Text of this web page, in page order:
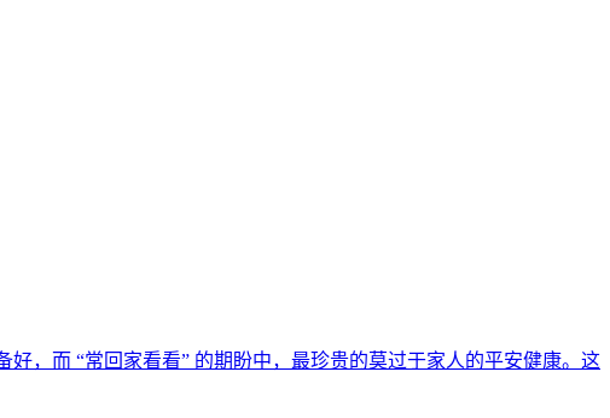
，而 “常回家看看” 的期盼中，最珍贵的莫过于家人的平安健康。这